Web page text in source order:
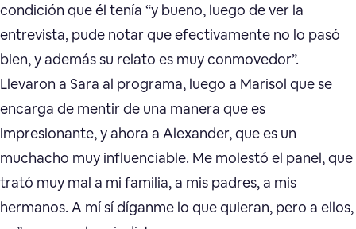
condición que él tenía “y bueno, luego de ver la
entrevista, pude notar que efectivamente no lo pasó
bien, y además su relato es muy conmovedor”.
Llevaron a Sara al programa, luego a Marisol que se
encarga de mentir de una manera que es
impresionante, y ahora a Alexander, que es un
muchacho muy influenciable. Me molestó el panel, que
trató muy mal a mi familia, a mis padres, a mis
hermanos. A mí sí díganme lo que quieran, pero a ellos,